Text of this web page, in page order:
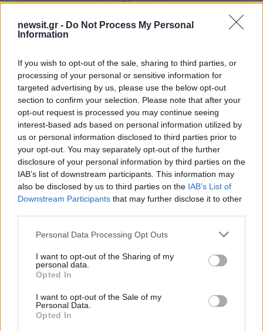
newsit.gr - Do Not Process My Personal
Information
If you wish to opt-out of the sale, sharing to third parties, or
processing of your personal or sensitive information for
targeted advertising by us, please use the below opt-out
section to confirm your selection. Please note that after your
opt-out request is processed you may continue seeing
interest-based ads based on personal information utilized by
us or personal information disclosed to third parties prior to
your opt-out. You may separately opt-out of the further
disclosure of your personal information by third parties on the
IAB’s list of downstream participants. This information may
also be disclosed by us to third parties on the IAB’s List of
Downstream Participants that may further disclose it to other
Please note that this website/app uses one or more Google
not limited to your visit or usage behaviour. You may click to
grant or deny consent to Google and its third-party tags to
use your data for below specified purposes in below Google
consent section.
Personal Data Processing Opt Outs
I want to opt-out of the Sharing of my
personal data.
Opted In
I want to opt-out of the Sale of my
Personal Data.
Opted In
Αθλητικά
SUPER LEAGUE
ΑΕΚ
ΜΑΡΙΟΣ ΗΛΙΟΠΟΥΛΟΣ
Share:
Ακολουθήστε το Νewsit.gr στοGoogle Newsκαι
ενημερωθείτε πρώτοι για όλη την ειδησεογραφία και τα
τελευταία νέατης ημέρας
Πιο δημοφιλή
1 ταξίδι στην Αράχωβα – Όσα ισχυρίστηκε ο
26χρονος για τον θάνατο της Βρετανίδας
εντοπίζουν την τσάντα Hermès και το
Rolex όπου άρπαξε Έλληνας οδηγός από
Ουκρανό τουρίστα
Μυστράς: «Φρούριο» το ξενοδοχείο που
έκρυβε τη σορό του 90χρονου ο γιος του –
«Είχαμε να τον δούμε πάνω από 3 χρόνια»